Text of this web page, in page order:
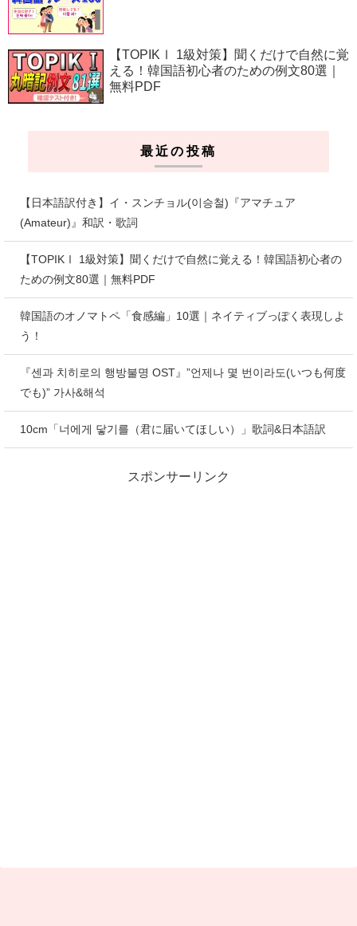
【TOPIKⅠ 1級対策】聞くだけで自然に覚
える！韓国語初心者のための例文80選｜
無料PDF
最近の投稿
【日本語訳付き】イ・スンチョル(이승철)『アマチュア
(Amateur)』和訳・歌詞
【TOPIKⅠ 1級対策】聞くだけで自然に覚える！韓国語初心者の
ための例文80選｜無料PDF
韓国語のオノマトペ「食感編」10選｜ネイティブっぽく表現しよ
う！
『센과 치히로의 행방불명 OST』”언제나 몇 번이라도(いつも何度
でも)” 가사&해석
10cm「너에게 닿기를（君に届いてほしい）」歌詞&日本語訳
スポンサーリンク